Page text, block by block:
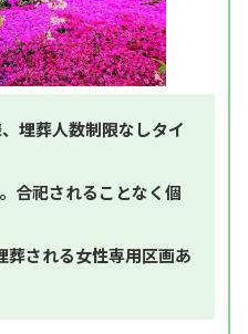
埋葬人数制限なしタイ
合祀されることなく個
葬される女性専用区画あ